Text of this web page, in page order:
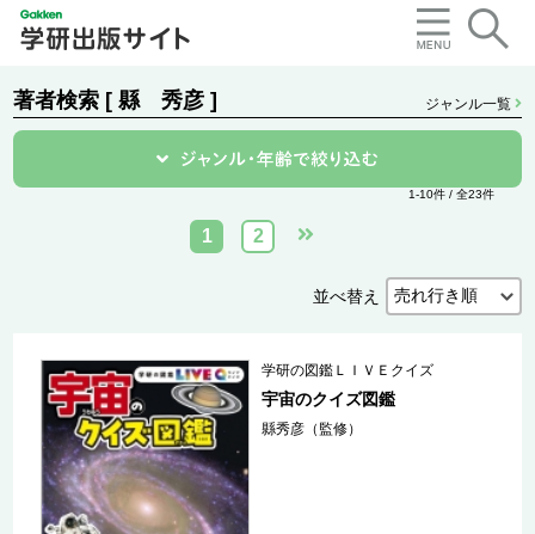
著者検索 [ 縣 秀彦 ] ジャンル一覧
1-10件 / 全23件
1 2
並べ替え
学研の図鑑ＬＩＶＥクイズ
宇宙のクイズ図鑑
縣秀彦（監修）